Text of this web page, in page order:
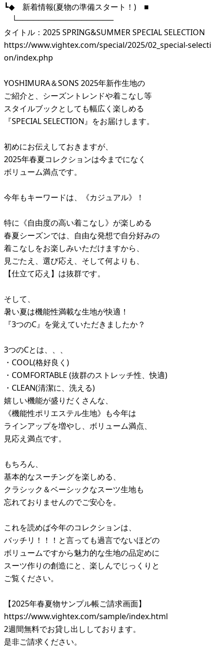
┗◆ 新着情報(夏物の準備スタート！) ■
└──────────────────
タイトル：2025 SPRING&SUMMER SPECIAL SELECTION
https://www.vightex.com/special/2025/02_special-selecti
on/index.php
YOSHIMURA＆SONS 2025年新作生地の
ご紹介と、シーズントレンドや着こなし等
スタイルブックとしても幅広く楽しめる
『SPECIAL SELECTION』をお届けします。
初めにお伝えしておきますが、
2025年春夏コレクションは今までになく
ボリューム満点です。
今年もキーワードは、《カジュアル》！
特に《自由度の高い着こなし》が楽しめる
春夏シーズンでは、自由な発想で自分好みの
着こなしをお楽しみいただけますから、
見ごたえ、選び応え、そして何よりも、
【仕立て応え】は抜群です。
そして、
暑い夏は機能性満載な生地が快適！
『3つのC』を覚えていただきましたか？
3つのCとは、、、
・COOL(格好良く)
・COMFORTABLE (抜群のストレッチ性、快適)
・CLEAN(清潔に、洗える)
嬉しい機能が盛りだくさんな、
《機能性ポリエステル生地》も今年は
ラインアップを増やし、ボリューム満点、
見応え満点です。
もちろん、
基本的なスーチングを楽しめる、
クラシック＆ベーシックなスーツ生地も
忘れておりませんのでご安心を。
これを読めば今年のコレクションは、
バッチリ！！！と言っても過言でないほどの
ボリュームですから魅力的な生地の品定めに
スーツ作りの創造にと、楽しんでじっくりと
ご覧ください。
【2025年春夏物サンプル帳ご請求画面】
https://www.vightex.com/sample/index.html
2週間無料でお貸し出ししております。
是非ご請求ください。